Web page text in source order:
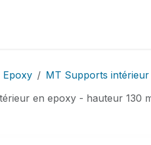
Epoxy
MT Supports intérieur
en epoxy - hauteur 130